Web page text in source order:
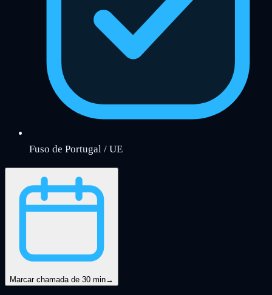
Fuso de Portugal / UE
Marcar chamada de 30 min→